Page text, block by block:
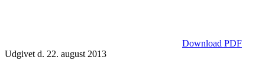
Download PDF
Udgivet d. 22. august 2013